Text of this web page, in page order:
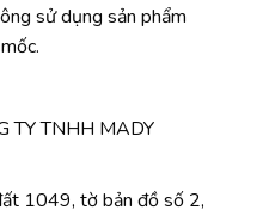
sử dụng sản phẩm
TY TNHH MADY
1049, tờ bản đồ số 2,